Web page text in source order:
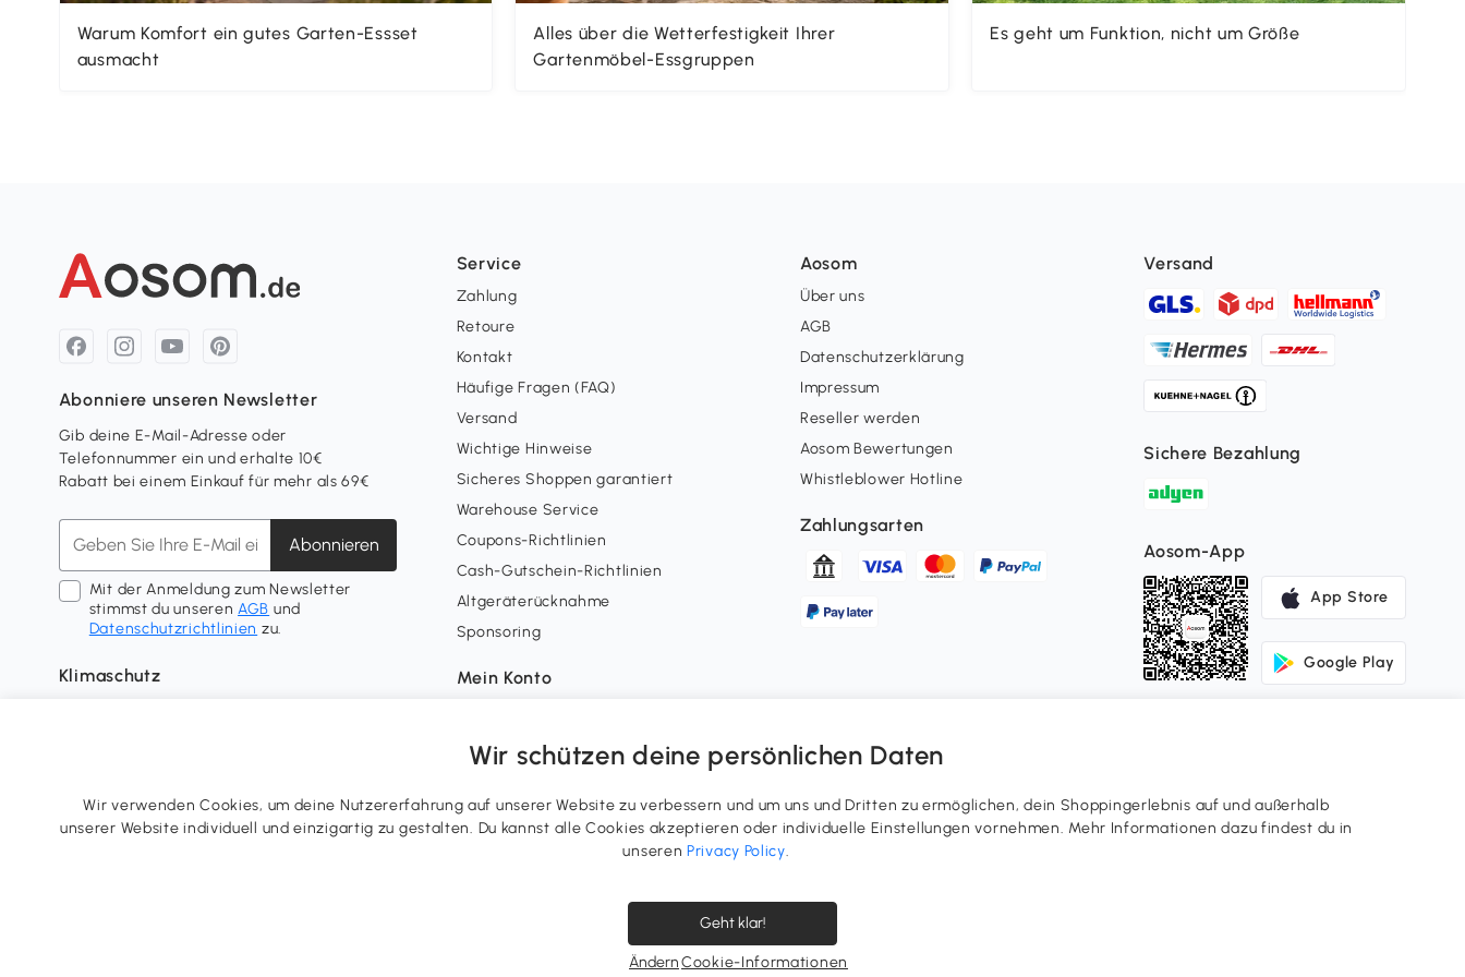
Warum Komfort ein gutes Garten-Essset
ausmacht
Alles über die Wetterfestigkeit Ihrer
Gartenmöbel-Essgruppen
Es geht um Funktion, nicht um Größe
Abonniere unseren Newsletter
Gib deine E-Mail-Adresse oder
Telefonnummer ein und erhalte 10€
Rabatt bei einem Einkauf für mehr als 69€
Abonnieren
Mit der Anmeldung zum Newsletter
stimmst du unserenAGB und
Datenschutzrichtlinien zu.
Klimaschutz
Service
Zahlung
Retoure
Kontakt
Häufige Fragen (FAQ)
Versand
Wichtige Hinweise
Sicheres Shoppen garantiert
Warehouse Service
Coupons-Richtlinien
Cash-Gutschein-Richtlinien
Altgeräterücknahme
Sponsoring
Mein Konto
Treuepunkte
Widerrufsrecht ausüben
Nutzergenerierte Inhalte
Aosom
Über uns
AGB
Datenschutzerklärung
Impressum
Reseller werden
Aosom Bewertungen
Whistleblower Hotline
Zahlungsarten
Versand
Sichere Bezahlung
Aosom-App
App Store
Google Play
Wir schützen deine persönlichen Daten
Wir verwenden Cookies, um deine Nutzererfahrung auf unserer Website zu verbessern und um uns und Dritten zu ermöglichen, dein Shoppingerlebnis auf und außerhalb
unserer Website individuell und einzigartig zu gestalten. Du kannst alle Cookies akzeptieren oder individuelle Einstellungen vornehmen. Mehr Informationen dazu findest du in
unserenPrivacy Policy.
Geht klar!
ÄndernCookie-Informationen